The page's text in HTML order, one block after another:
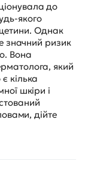
до
якого
Однак
значний ризик
Вона
який
кілька
шкіри і
дійте